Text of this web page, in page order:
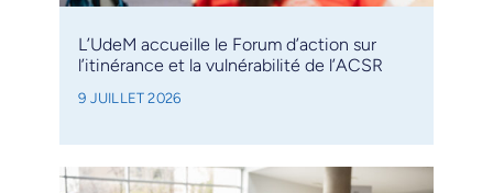
L’UdeM accueille le Forum d’action sur
l’itinérance et la vulnérabilité de l’ACSR
9 JUILLET 2026